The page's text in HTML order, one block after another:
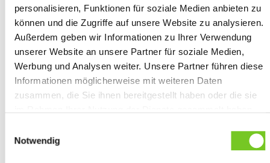
personalisieren, Funktionen für soziale Medien anbieten zu
können und die Zugriffe auf unsere Website zu analysieren.
Außerdem geben wir Informationen zu Ihrer Verwendung
unserer Website an unsere Partner für soziale Medien,
Werbung und Analysen weiter. Unsere Partner führen diese
Informationen möglicherweise mit weiteren Daten
zusammen, die Sie ihnen bereitgestellt haben oder die sie
unsere Webseite weiterhin nutzen.
Notwendig
Brust Rücken Ärmel Kragen Nacken
WEITERE INFORMATIONEN
Produktblatt (PDF)